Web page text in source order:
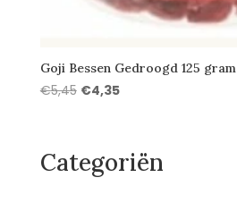
Goji Bessen Gedroogd 125 gram
€5,45 Oorspronkelijke
€4,35Huidige
€4,35.
Categoriën